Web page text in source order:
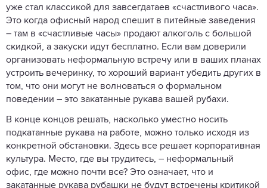
уже стал классикой для завсегдатаев «счастливого часа».
Это когда офисный народ спешит в питейные заведения
– там в «счастливые часы» продают алкоголь с большой
скидкой, а закуски идут бесплатно. Если вам доверили
организовать неформальную встречу или в ваших планах
устроить вечеринку, то хороший вариант убедить других в
том, что они могут не волноваться о формальном
поведении – это закатанные рукава вашей рубахи.
В конце концов решать, насколько уместно носить
подкатанные рукава на работе, можно только исходя из
конкретной обстановки. Здесь все решает корпоративная
культура. Место, где вы трудитесь, – неформальный
офис, где можно почти все? Это означает, что и
закатанные рукава рубашки не будут встречены критикой